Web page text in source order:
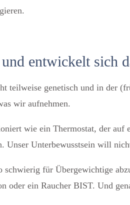
entwickelt sich
teilweise genetisch und in der
wir aufnehmen.
wie ein Thermostat, der auf
Unser Unterbewusstsein will
schwierig für Übergewichtige
oder ein Raucher BIST. Und